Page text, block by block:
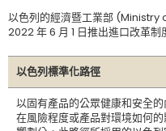
以色列的經濟暨工業部
2022 年 6 月 1 日推出進口改革
以色列標準化路徑
以固有產品的公眾健康和安全的
在風險程度或產品對環境如何